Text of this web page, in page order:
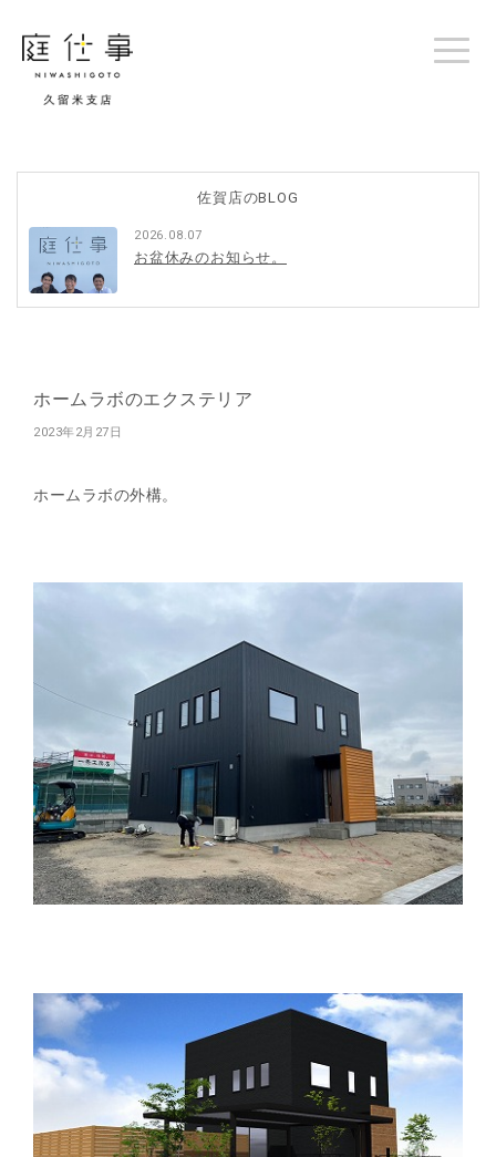
佐賀店のBLOG
2026.08.07
お盆休みのお知らせ。
ホームラボのエクステリア
2023年2月27日
ホームラボの外構。